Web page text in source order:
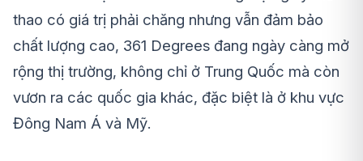
thao có giá trị phải chăng nhưng vẫn đảm bảo
chất lượng cao, 361 Degrees đang ngày càng mở
rộng thị trường, không chỉ ở Trung Quốc mà còn
vươn ra các quốc gia khác, đặc biệt là ở khu vực
Đông Nam Á và Mỹ.